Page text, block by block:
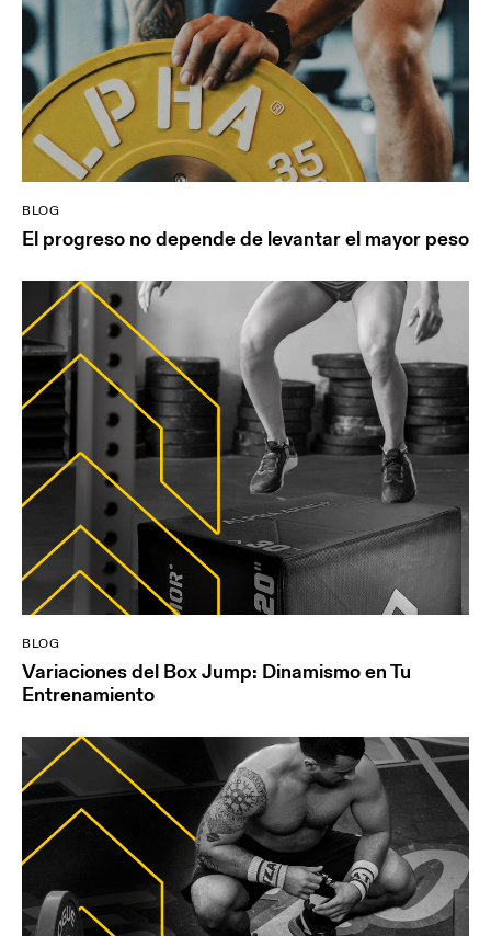
BLOG
El progreso no depende de levantar el mayor peso
BLOG
Variaciones del Box Jump: Dinamismo en Tu
Entrenamiento